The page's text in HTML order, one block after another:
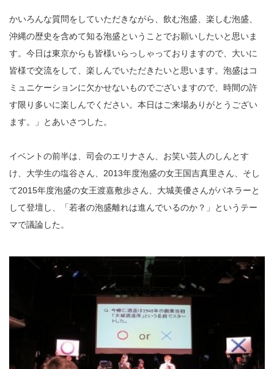
かいろんな質問をしていただきながら、飲む泡盛、楽しむ泡盛、
沖縄の歴史を含めて知る泡盛ということでお願いしたいと思いま
す。今日は東京からも皆様いらっしゃっておりますので、大いに
皆様で交流をして、楽しんでいただきたいと思います。泡盛はコ
ミュニケーションに欠かせないものでございますので、時間の許
す限り多いに楽しんでください。本日はご来場ありがとうござい
ます。」とあいさつした。
イベントの前半は、司会のエリナさん、お笑い芸人のしんとす
け、大学生の塩谷さん、2013年度泡盛の女王国吉真里さん、そし
て2015年度泡盛の女王渡嘉敷歩さん、大城美優さんがパネラーと
して登壇し、「若者の泡盛離れは進んでいるのか？」というテー
マで議論した。